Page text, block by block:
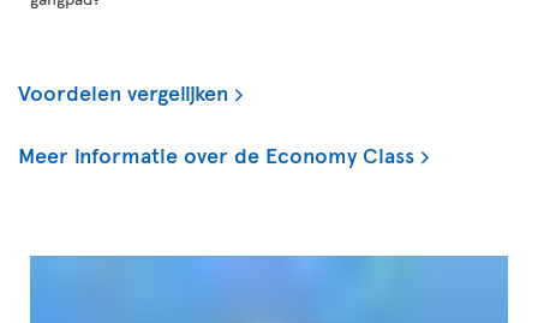
Voordelen vergelijken
Meer informatie over de Economy Class